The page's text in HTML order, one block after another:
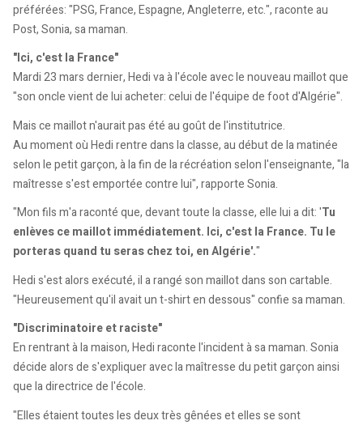
préférées: "PSG, France, Espagne, Angleterre, etc.", raconte au
Post, Sonia, sa maman.
"Ici, c'est la France"
Mardi 23 mars dernier, Hedi va à l'école avec le nouveau maillot que
"son oncle vient de lui acheter: celui de l'équipe de foot d'Algérie".
Mais ce maillot n'aurait pas été au goût de l'institutrice.
Au moment où Hedi rentre dans la classe, au début de la matinée
selon le petit garçon, à la fin de la récréation selon l'enseignante, "la
maîtresse s'est emportée contre lui", rapporte Sonia.
"Mon fils m'a raconté que, devant toute la classe, elle lui a dit: 'Tu
enlèves ce maillot immédiatement. Ici, c'est la France. Tu le
porteras quand tu seras chez toi, en Algérie'."
Hedi s'est alors exécuté, il a rangé son maillot dans son cartable.
"Heureusement qu'il avait un t-shirt en dessous" confie sa maman.
"Discriminatoire et raciste"
En rentrant à la maison, Hedi raconte l'incident à sa maman. Sonia
décide alors de s'expliquer avec la maîtresse du petit garçon ainsi
que la directrice de l'école.
"Elles étaient toutes les deux très gênées et elles se sont